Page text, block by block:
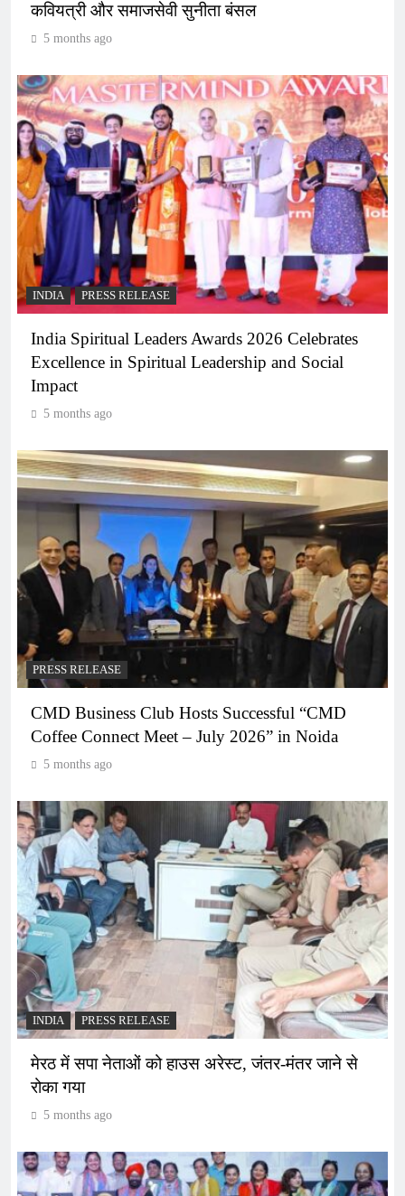
कवियत्री और समाजसेवी सुनीता बंसल
5 months ago
INDIA PRESS RELEASE
India Spiritual Leaders Awards 2026 Celebrates
Excellence in Spiritual Leadership and Social
Impact
5 months ago
PRESS RELEASE
CMD Business Club Hosts Successful “CMD
Coffee Connect Meet – July 2026” in Noida
5 months ago
INDIA PRESS RELEASE
मेरठ में सपा नेताओं को हाउस अरेस्ट, जंतर-मंतर जाने से
रोका गया
5 months ago